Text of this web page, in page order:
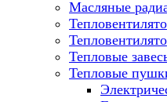
Масляные
Тепловые
Тепловые